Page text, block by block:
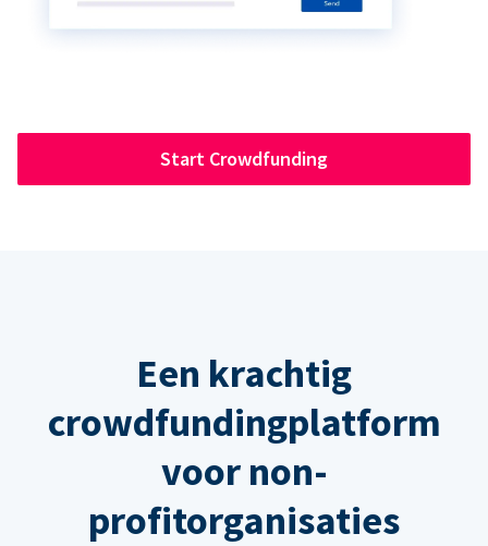
Start Crowdfunding
Een krachtig
crowdfundingplatform
voor non-
profitorganisaties